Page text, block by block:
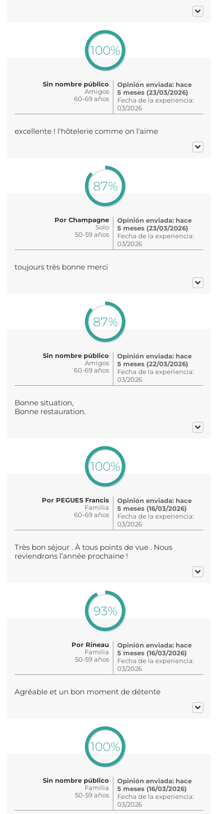
100%
Sin nombre público
Amigos
60-69 años
Opinión enviada: hace
5 meses (23/03/2026)
Fecha de la experiencia:
03/2026
excellente ! l'hôtelerie comme on l'aime
87%
Por Champagne
Solo
50-59 años
Opinión enviada: hace
5 meses (23/03/2026)
Fecha de la experiencia:
03/2026
toujours très bonne merci
87%
Sin nombre público
Amigos
60-69 años
Opinión enviada: hace
5 meses (22/03/2026)
Fecha de la experiencia:
03/2026
Bonne situation,
Bonne restauration.
100%
Por PEGUES Francis
Familia
60-69 años
Opinión enviada: hace
5 meses (16/03/2026)
Fecha de la experiencia:
03/2026
Très bon séjour . À tous points de vue . Nous
reviendrons l’année prochaine !
93%
Por Rineau
Familia
50-59 años
Opinión enviada: hace
5 meses (16/03/2026)
Fecha de la experiencia:
03/2026
Agréable et un bon moment de détente
100%
Sin nombre público
Familia
50-59 años
Opinión enviada: hace
5 meses (16/03/2026)
Fecha de la experiencia:
03/2026